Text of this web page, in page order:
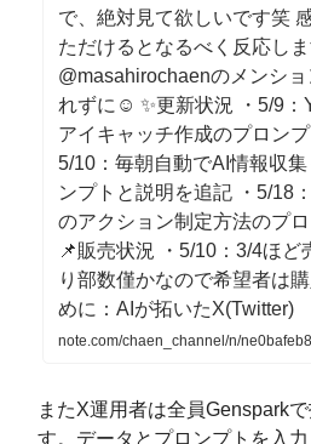
で、絶対見て欲しいです笑
ただけるとなるべく反応しま
@masahirochaenのメンシ
れずに☺️ ✨更新状況 ・5/9：
アイキャッチ作成のプロン
5/10：毎朝自動でAI情報収
ンプトと説明を追記 ・5/18
のアクション制定方法のプ
📌販売状況 ・5/10：3/4ほど
り部数僅かなので希望者は
めに：AIが拓いたX(Twitter)
note.com/chaen_channel/n/
またX運用者は全員Genspark
す。データとプロンプトを入力